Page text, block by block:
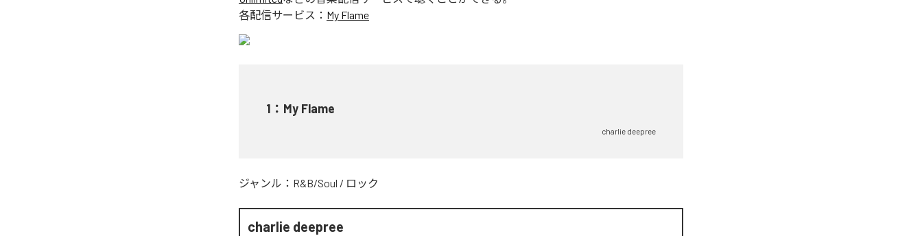
各配信サービス： My Flame
1 ： My Flame
charlie deepree
ジャンル： R&B/Soul / ロック
charlie deepree